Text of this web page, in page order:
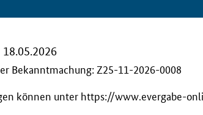
18.05.2026
Bekanntmachung: Z25-11-2026-0008
können unter https://www.evergabe-